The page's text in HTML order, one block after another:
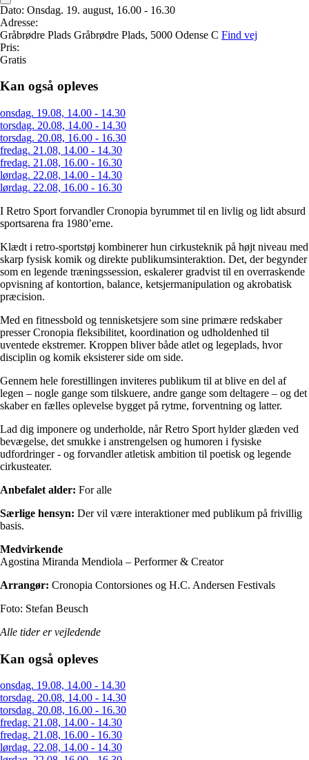
Dato: Onsdag. 19. august, 16.00 - 16.30
Adresse:
Gråbrødre Plads Gråbrødre Plads, 5000 Odense C Find vej
Pris:
Gratis
Kan også opleves
onsdag. 19.08, 14.00 - 14.30
torsdag. 20.08, 14.00 - 14.30
torsdag. 20.08, 16.00 - 16.30
fredag. 21.08, 14.00 - 14.30
fredag. 21.08, 16.00 - 16.30
lørdag. 22.08, 14.00 - 14.30
lørdag. 22.08, 16.00 - 16.30
I Retro Sport forvandler Cronopia byrummet til en livlig og lidt absurd
sportsarena fra 1980’erne.
Klædt i retro-sportstøj kombinerer hun cirkusteknik på højt niveau med
skarp fysisk komik og direkte publikumsinteraktion. Det, der begynder
som en legende træningssession, eskalerer gradvist til en overraskende
opvisning af kontortion, balance, ketsjermanipulation og akrobatisk
præcision.
Med en fitnessbold og tennisketsjere som sine primære redskaber
presser Cronopia fleksibilitet, koordination og udholdenhed til
uventede ekstremer. Kroppen bliver både atlet og legeplads, hvor
disciplin og komik eksisterer side om side.
Gennem hele forestillingen inviteres publikum til at blive en del af
legen – nogle gange som tilskuere, andre gange som deltagere – og det
skaber en fælles oplevelse bygget på rytme, forventning og latter.
Lad dig imponere og underholde, når Retro Sport hylder glæden ved
bevægelse, det smukke i anstrengelsen og humoren i fysiske
udfordringer - og forvandler atletisk ambition til poetisk og legende
cirkusteater.
Anbefalet alder: For alle
Særlige hensyn: Der vil være interaktioner med publikum på frivillig
basis.
Medvirkende
Agostina Miranda Mendiola – Performer & Creator
Arrangør: Cronopia Contorsiones og H.C. Andersen Festivals
Foto: Stefan Beusch
Alle tider er vejledende
Kan også opleves
onsdag. 19.08, 14.00 - 14.30
torsdag. 20.08, 14.00 - 14.30
torsdag. 20.08, 16.00 - 16.30
fredag. 21.08, 14.00 - 14.30
fredag. 21.08, 16.00 - 16.30
lørdag. 22.08, 14.00 - 14.30